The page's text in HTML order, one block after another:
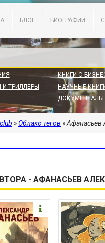
БЛОГ БИОГРАФИИ
И ТРИЛЛЕРЫ
КНИГИ О
НАУЧНЫЕ
»Облако тегов » Афанасьев
- АФАНАСЬЕВ